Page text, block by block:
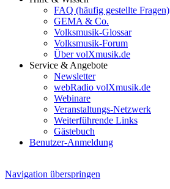
FAQ (häufig gestellte Fragen)
GEMA & Co.
Volksmusik-Glossar
Volksmusik-Forum
Über volXmusik.de
Service & Angebote
Newsletter
webRadio volXmusik.de
Webinare
Veranstaltungs-Netzwerk
Weiterführende Links
Gästebuch
Benutzer-Anmeldung
Navigation überspringen